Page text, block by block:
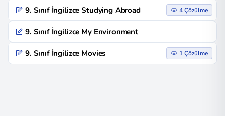
9. Sınıf İngilizce Studying Abroad 4 Çözülme
9. Sınıf İngilizce My Environment
9. Sınıf İngilizce Movies 1 Çözülme